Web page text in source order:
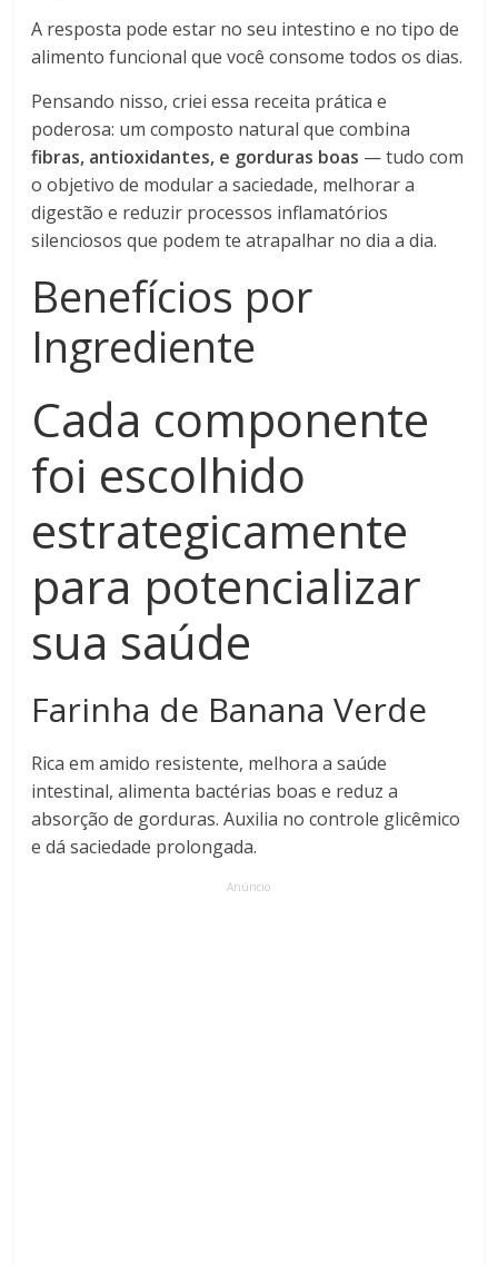
A resposta pode estar no seu intestino e no tipo de
alimento funcional que você consome todos os dias.
Pensando nisso, criei essa receita prática e
poderosa: um composto natural que combina
fibras, antioxidantes, e gorduras boas — tudo com
o objetivo de modular a saciedade, melhorar a
digestão e reduzir processos inflamatórios
silenciosos que podem te atrapalhar no dia a dia.
Benefícios por
Ingrediente
Cada componente
foi escolhido
estrategicamente
para potencializar
sua saúde
Farinha de Banana Verde
Rica em amido resistente, melhora a saúde
intestinal, alimenta bactérias boas e reduz a
absorção de gorduras. Auxilia no controle glicêmico
e dá saciedade prolongada.
Anúncio